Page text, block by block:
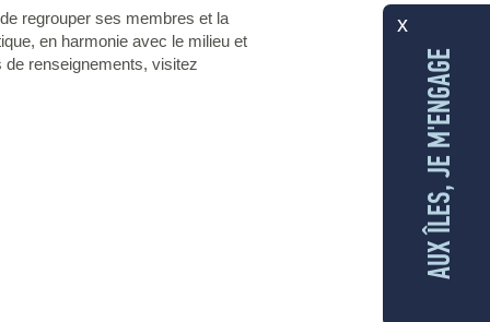
regrouper ses membres et la
en harmonie avec le milieu et
de renseignements, visitez
x
AUX ÎLES, JE M'ENGAGE